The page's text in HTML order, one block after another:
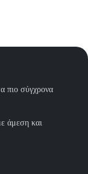
πιο σύγχρονα
άμεση και